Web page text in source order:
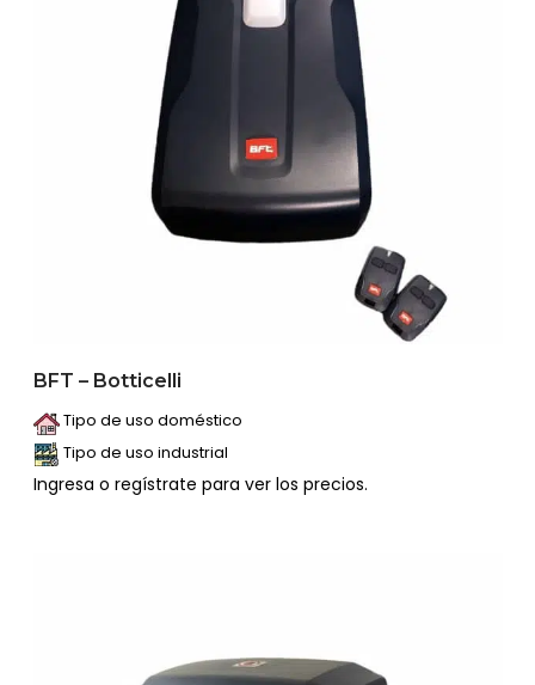
BFT – Botticelli
Tipo de uso doméstico
Tipo de uso industrial
Ingresa o regístrate para ver los precios.